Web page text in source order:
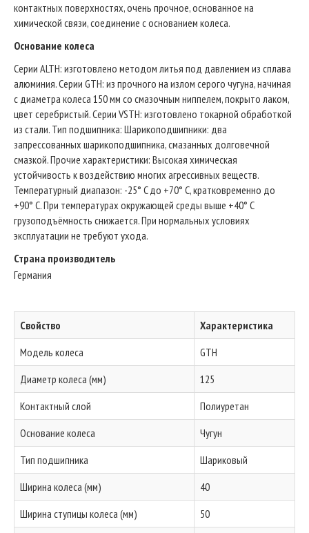
контактных поверхностях, очень прочное, основанное на
химической связи, соединение с основанием колеса.
Основание колеса
Серии ALTH: изготовлено методом литья под давлением из сплава
алюминия. Серии GTH: из прочного на излом серого чугуна, начиная
с диаметра колеса 150 мм со смазочным ниппелем, покрыто лаком,
цвет серебристый. Серии VSTH: изготовлено токарной обработкой
из стали. Тип подшипника: Шарикоподшипники: два
запрессованных шарикоподшипника, смазанных долговечной
смазкой. Прочие характеристики: Высокая химическая
устойчивость к воздействию многих агрессивных веществ.
Температурный диапазон: -25° C до +70° C, кратковременно до
+90° C. При температурах окружающей среды выше +40° C
грузоподъёмность снижается. При нормальных условиях
эксплуатации не требуют ухода.
Страна производитель
Германия
Свойство
Характеристика
Модель колеса
GTH
Диаметр колеса (мм)
125
Контактный слой
Полиуретан
Основание колеса
Чугун
Тип подшипника
Шариковый
Ширина колеса (мм)
40
Ширина ступицы колеса (мм)
50